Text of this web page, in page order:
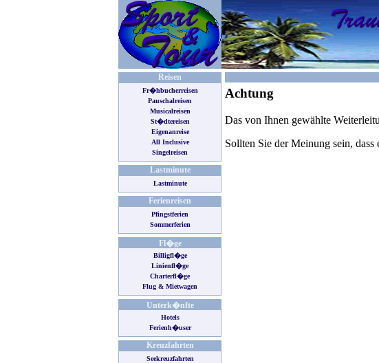
Reisen
Fr�hbucherreisen
Pauschalreisen
Musicalreisen
St�dtereisen
Eigenanreise
All Inclusive
Singelreisen
Lastminute
Lastminute
Ferienreisen
Pfingstferien
Sommerferien
Fl�ge
Billigfl�ge
Linienfl�ge
Charterfl�ge
Flug & Mietwagen
Unterk�nfte
Hotels
Ferienh�user
Kreuzfahrten
Seekreuzfahrten